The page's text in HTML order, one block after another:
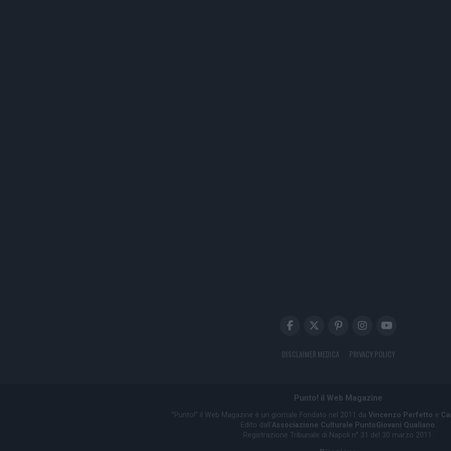
DISCLAIMER MEDICA PRIVACY POLICY
Punto! il Web Magazine
"Punto!" il Web Magazine è un giornale Fondato nel 2011 da Vincenzo Perfetto e
Edito dall'Associazione Culturale PuntoGiovani Qualiano.
Registrazione Tribunale di Napoli n° 31 del 30 marzo 2011.